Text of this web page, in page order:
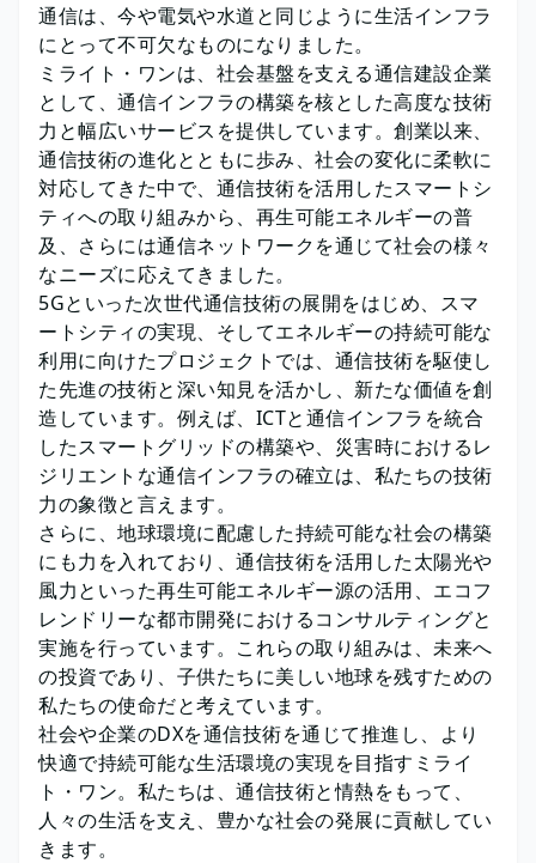
通信は、今や電気や水道と同じように生活インフラ
にとって不可欠なものになりました。
ミライト・ワンは、社会基盤を支える通信建設企業
として、通信インフラの構築を核とした高度な技術
力と幅広いサービスを提供しています。創業以来、
通信技術の進化とともに歩み、社会の変化に柔軟に
対応してきた中で、通信技術を活用したスマートシ
ティへの取り組みから、再生可能エネルギーの普
及、さらには通信ネットワークを通じて社会の様々
なニーズに応えてきました。
5Gといった次世代通信技術の展開をはじめ、スマ
ートシティの実現、そしてエネルギーの持続可能な
利用に向けたプロジェクトでは、通信技術を駆使し
た先進の技術と深い知見を活かし、新たな価値を創
造しています。例えば、ICTと通信インフラを統合
したスマートグリッドの構築や、災害時におけるレ
ジリエントな通信インフラの確立は、私たちの技術
力の象徴と言えます。
さらに、地球環境に配慮した持続可能な社会の構築
にも力を入れており、通信技術を活用した太陽光や
風力といった再生可能エネルギー源の活用、エコフ
レンドリーな都市開発におけるコンサルティングと
実施を行っています。これらの取り組みは、未来へ
の投資であり、子供たちに美しい地球を残すための
私たちの使命だと考えています。
社会や企業のDXを通信技術を通じて推進し、より
快適で持続可能な生活環境の実現を目指すミライ
ト・ワン。私たちは、通信技術と情熱をもって、
人々の生活を支え、豊かな社会の発展に貢献してい
きます。